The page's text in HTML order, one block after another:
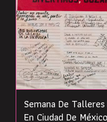
Semana De
En Ciudad De